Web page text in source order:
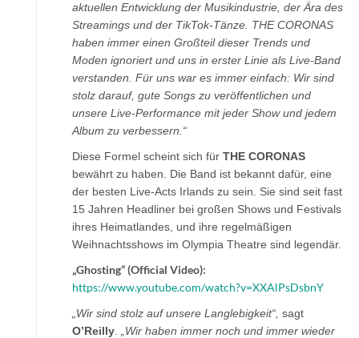
aktuellen Entwicklung der Musikindustrie, der Ära des
Streamings und der TikTok-Tänze. THE CORONAS
haben immer einen Großteil dieser Trends und
Moden ignoriert und uns in erster Linie als Live-Band
verstanden. Für uns war es immer einfach: Wir sind
stolz darauf, gute Songs zu veröffentlichen und
unsere Live-Performance mit jeder Show und jedem
Album zu verbessern.“
Diese Formel scheint sich für THE CORONAS
bewährt zu haben. Die Band ist bekannt dafür, eine
der besten Live-Acts Irlands zu sein. Sie sind seit fast
15 Jahren Headliner bei großen Shows und Festivals
ihres Heimatlandes, und ihre regelmäßigen
Weihnachtsshows im Olympia Theatre sind legendär.
„Ghosting“ (Official Video):
https://www.youtube.com/watch?v=XXAlPsDsbnY
„Wir sind stolz auf unsere Langlebigkeit“, sagt
O’Reilly
„Wir haben immer noch und immer wieder